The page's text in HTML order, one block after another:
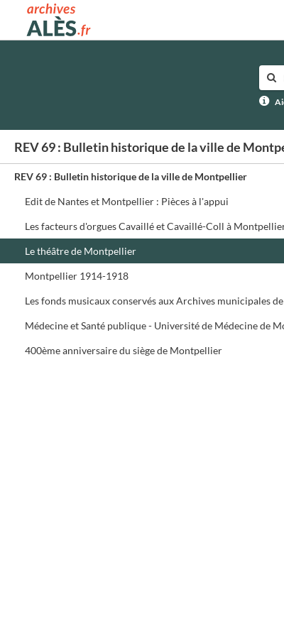
Archives municipales d'Alès
REV 69 : Bulletin historique de la ville de Montpellier
Edit de Nantes et Montpellier : Pièces à l'appui
Les facteurs d'orgues Cavaillé et Cavaillé-Coll à
Le théâtre de Montpellier
Montpellier 1914-1918
400ème anniversaire du siège de Montpellier